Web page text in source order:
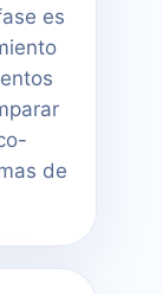
es
de